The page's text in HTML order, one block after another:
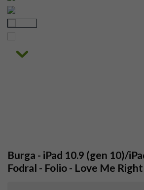
Burga - iPad 10.9 (gen 10)/
Fodral - Folio - Love Me Right